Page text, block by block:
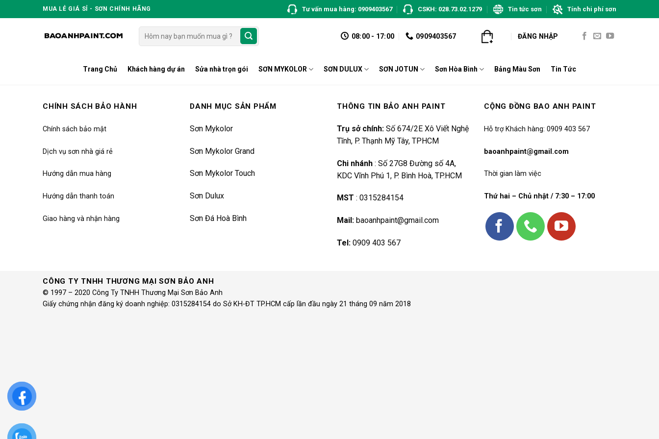
to
MUA LẺ GIÁ SỈ - SƠN CHÍNH HÃNG Tư vấn mua hàng: 0909403567 CSKH: 028.73.02.1279 Tin tức sơn Tính chi phí sơn
Tìm
kiếm:
08:00 - 17:00 0909403567 ĐĂNG NHẬP
Trang Chủ Khách hàng dự án Sửa nhà trọn gói SƠN MYKOLOR SƠN DULUX SƠN JOTUN Sơn Hòa Bình Bảng Màu Sơn Tin Tức
CHÍNH SÁCH BẢO HÀNH
Chính sách bảo mật
Dịch vụ sơn nhà giá rẻ
Hướng dẫn mua hàng
Hướng dẫn thanh toán
Giao hàng và nhận hàng
DANH MỤC SẢN PHẨM
Sơn Mykolor
Sơn Mykolor Grand
Sơn Mykolor Touch
Sơn Dulux
Sơn Đá Hoà Bình
THÔNG TIN BẢO ANH PAINT
Trụ sở chính: Số 674/2E Xô Viết Nghệ
Tĩnh, P. Thạnh Mỹ Tây, TPHCM
Chi nhánh : Số 27G8 Đường số 4A,
KDC Vĩnh Phú 1, P. Bình Hoà, TP.HCM
MST : 0315284154
Mail: baoanhpaint@gmail.com
Tel: 0909 403 567
CỘNG ĐỒNG BAO ANH PAINT
Hỗ trợ Khách hàng: 0909 403 567
baoanhpaint@gmail.com
Thời gian làm việc
Thứ hai – Chủ nhật / 7:30 – 17:00
CÔNG TY TNHH THƯƠNG MẠI SƠN BẢO ANH
© 1997 – 2020 Công Ty TNHH Thương Mại Sơn Bảo Anh
Giấy chứng nhận đăng ký doanh nghiệp: 0315284154 do Sở KH-ĐT TP.HCM cấp lần đầu ngày 21 tháng 09 năm 2018